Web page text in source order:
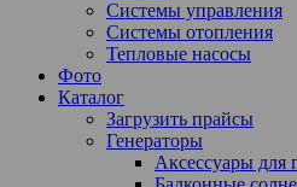
Системы управления
Системы отопления
Тепловые насосы
Фото
Каталог
Загрузить прайсы
Генераторы
Аксессуары для